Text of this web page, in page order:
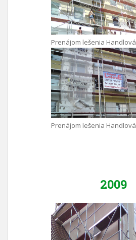
Prenájom lešenia Handlová
Prenájom lešenia Handlová
2009